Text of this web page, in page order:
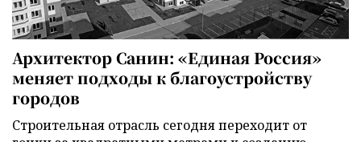
Архитектор Санин: «Единая Россия»
меняет подходы к благоустройству
городов
Строительная отрасль сегодня переходит от